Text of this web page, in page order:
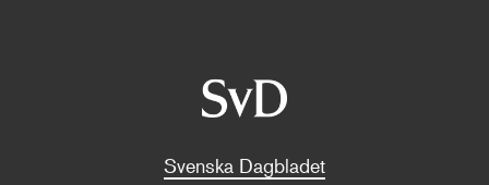
Svenska Dagbladet